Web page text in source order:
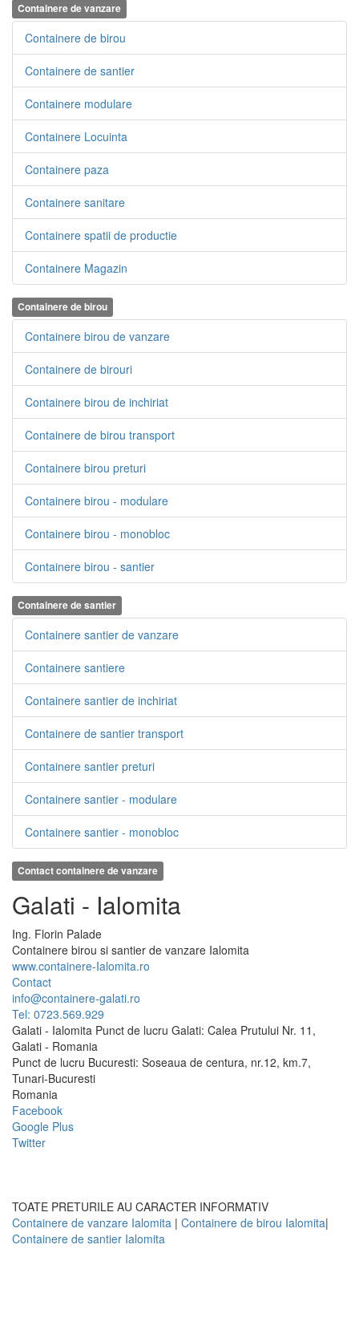
Containere de vanzare
Containere de birou
Containere de santier
Containere modulare
Containere Locuinta
Containere paza
Containere sanitare
Containere spatii de productie
Containere Magazin
Containere de birou
Containere birou de vanzare
Containere de birouri
Containere birou de inchiriat
Containere de birou transport
Containere birou preturi
Containere birou - modulare
Containere birou - monobloc
Containere birou - santier
Containere de santier
Containere santier de vanzare
Containere santiere
Containere santier de inchiriat
Containere de santier transport
Containere santier preturi
Containere santier - modulare
Containere santier - monobloc
Contact containere de vanzare
Galati - Ialomita
Ing. Florin Palade
Containere birou si santier de vanzare Ialomita
www.containere-Ialomita.ro
Contact
info@containere-galati.ro
Tel: 0723.569.929
Galati - Ialomita Punct de lucru Galati: Calea Prutului Nr. 11,
Galati - Romania
Punct de lucru Bucuresti: Soseaua de centura, nr.12, km.7,
Tunari-Bucuresti
Romania
Facebook
Google Plus
Twitter
TOATE PRETURILE AU CARACTER INFORMATIV
Containere de vanzare Ialomita | Containere de birou Ialomita|
Containere de santier Ialomita